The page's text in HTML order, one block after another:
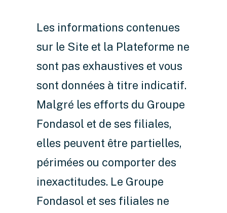
Les informations contenues
sur le Site et la Plateforme ne
sont pas exhaustives et vous
sont données à titre indicatif.
Malgré les efforts du Groupe
Fondasol et de ses filiales,
elles peuvent être partielles,
périmées ou comporter des
inexactitudes. Le Groupe
Fondasol et ses filiales ne